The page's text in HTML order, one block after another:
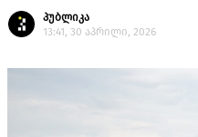
პუბლიკა
13:41, 30 აპრილი, 2026